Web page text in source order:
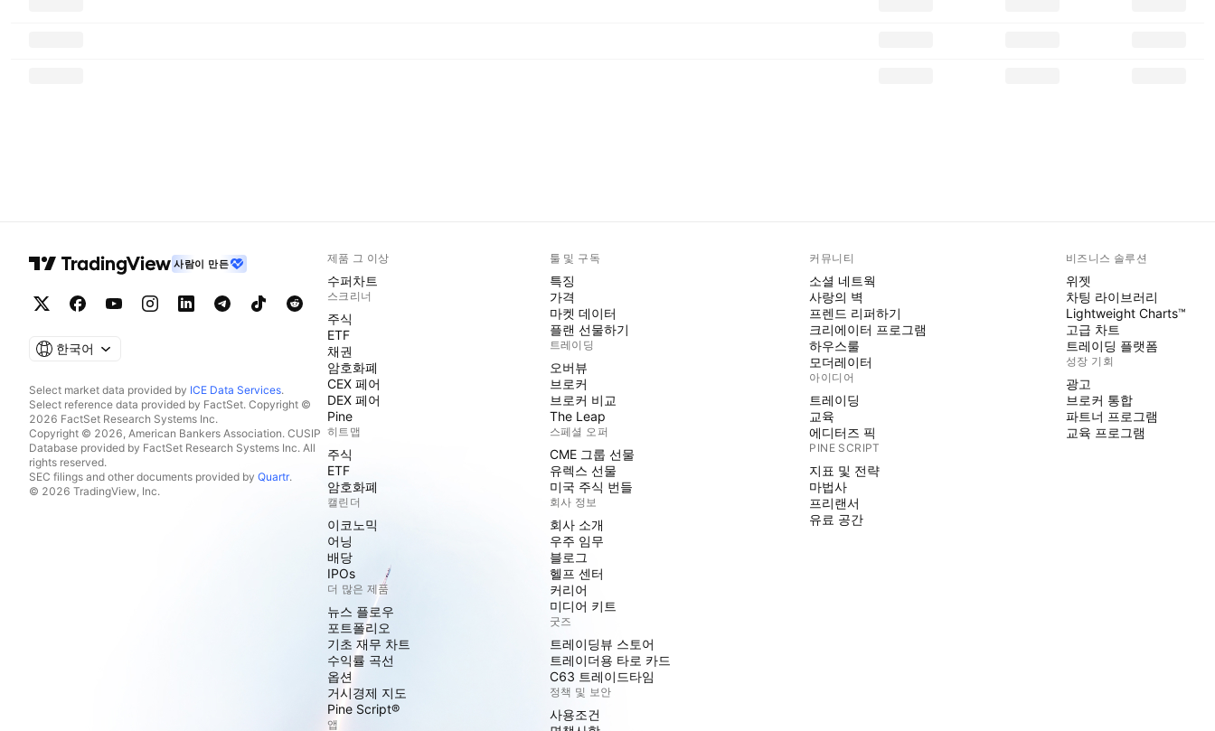
사람이 만든
한국어
Select market data provided by ICE Data Services.
Select reference data provided by FactSet. Copyright ©
2026 FactSet Research Systems Inc.
Copyright © 2026, American Bankers Association. CUSIP
Database provided by FactSet Research Systems Inc. All
rights reserved.
SEC filings and other documents provided by Quartr.
© 2026 TradingView, Inc.
제품 그 이상
수퍼차트
스크리너
주식
ETF
채권
암호화폐
CEX 페어
DEX 페어
Pine
히트맵
주식
ETF
암호화폐
캘린더
이코노믹
어닝
배당
IPOs
더 많은 제품
뉴스 플로우
포트폴리오
기초 재무 차트
수익률 곡선
옵션
거시경제 지도
Pine Script®
앱
툴 및 구독
특징
가격
마켓 데이터
플랜 선물하기
트레이딩
오버뷰
브로커
브로커 비교
The Leap
스페셜 오퍼
CME 그룹 선물
유렉스 선물
미국 주식 번들
회사 정보
회사 소개
우주 임무
블로그
헬프 센터
커리어
미디어 키트
굿즈
트레이딩뷰 스토어
트레이더용 타로 카드
C63 트레이드타임
정책 및 보안
사용조건
커뮤니티
소셜 네트웍
사랑의 벽
프렌드 리퍼하기
크리에이터 프로그램
하우스룰
모더레이터
아이디어
트레이딩
교육
에디터즈 픽
PINE SCRIPT
지표 및 전략
마법사
프리랜서
유료 공간
비즈니스 솔루션
위젯
차팅 라이브러리
Lightweight Charts™
고급 차트
트레이딩 플랫폼
성장 기회
광고
브로커 통합
파트너 프로그램
교육 프로그램